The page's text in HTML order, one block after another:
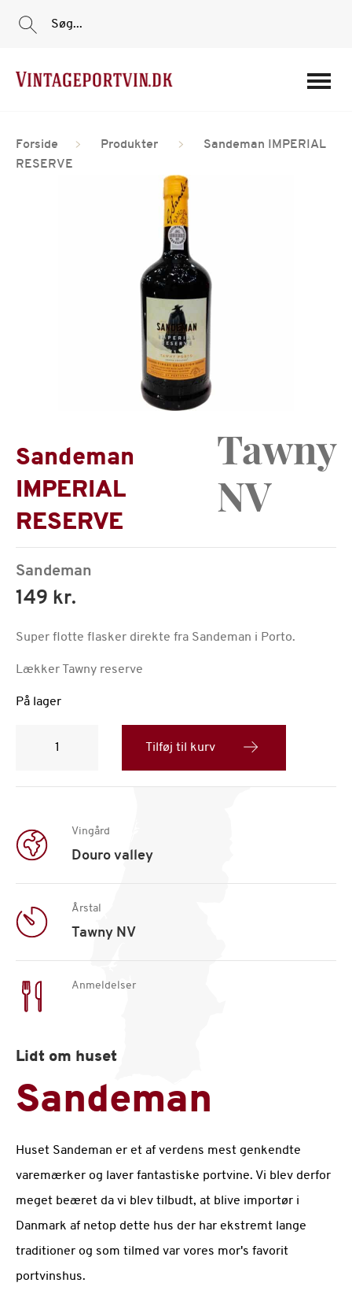
Portvinshuse
Min Konto
Søg...
Forside Produkter
Sandeman IMPERIAL
RESERVE
Sandeman
IMPERIAL
RESERVE
Tawny
NV
Sandeman
149 kr.
Super flotte flasker direkte fra Sandeman i Porto.
Lækker Tawny reserve
På lager
IMPERIAL
Tilføj til kurv
Vingård
Douro valley
Årstal
Tawny NV
Anmeldelser
Lidt om huset
Sandeman
Huset Sandeman er et af verdens mest genkendte
varemærker og laver fantastiske portvine. Vi blev derfor
meget beæret da vi blev tilbudt, at blive importør i
Danmark af netop dette hus der har ekstremt lange
traditioner og som tilmed var vores mor's favorit
portvinshus.